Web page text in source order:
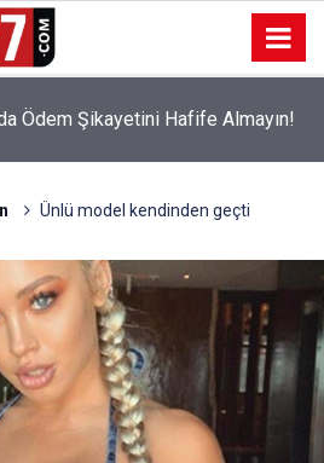
Ödem Şikayetini Hafife Almayın!
Ünlü model kendinden geçti